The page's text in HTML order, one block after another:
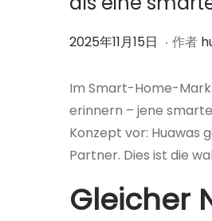
作
2025年11月15日 2
2
5
年
1
月
. 作者
Im Smart-Home-
erinnern – jene
Konzept vor: Huawas
Partner. Dies ist die
Gleicher